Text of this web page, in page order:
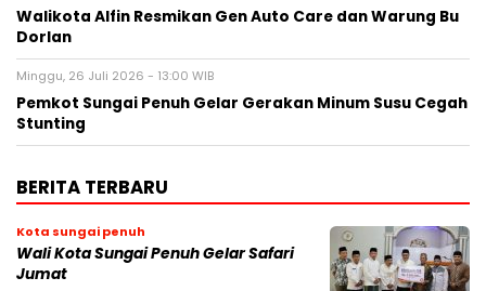
Walikota Alfin Resmikan Gen Auto Care dan Warung Bu
Dorlan
Minggu, 26 Juli 2026 - 13:00 WIB
Pemkot Sungai Penuh Gelar Gerakan Minum Susu Cegah
Stunting
BERITA TERBARU
Kota sungai penuh
Wali Kota Sungai Penuh Gelar Safari
Jumat